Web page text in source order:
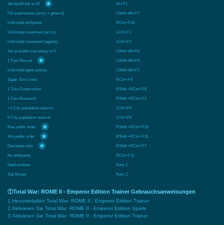
Set level/rank to 10
Alt+F1
Fill experiences (army + general)
LShift+Alt+F7
Unlimited skillpoints
RCtrl+F10
Unlimited movement (army)
LCtrl+F1
Unlimited movement (agents)
LCtrl+F2
Set available mercenary to 9
LShift+Alt+F6
1 Turn Recruit
LShift+Alt+F8
Unlimited agent actions
LShift+Alt+F2
Super-Size-Units
RCtrl+F6
1 Turn Construction
RShift +RCtrl+F8
1 Turn Research
RShift +RCtrl+F2
+1 City-population-overrun
LCtrl+F4
0 City-population-overrun
LCtrl+F6
Max public order
RShift +RCtrl+F10
Min public order
RShift +RCtrl+F11
Decrease units
RShift +RCtrl+F7
No skillpoints
RCtrl+F11
Geld erhöhen
Num 1
Sub Money
Num 2
①Total War: ROME II - Emperor Edition Trainer Gebrauchsanweisungen
1.Herunterladen Total War: ROME II - Emperor Edition Trainer
2.Aktivieren Sie Total War: ROME II - Emperor Edition Spiele
3.Aktivieren Sie Total War: ROME II - Emperor Edition Trainer